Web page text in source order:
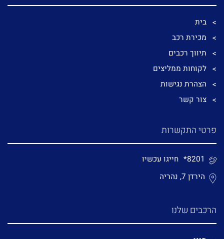
בית
מכירת רכב
תיווך רכבים
לקוחות ממליצים
הצהרת נגישות
צור קשר
הרכבים שלנו
פרטי התקשרות
*8201 חייגו עכשיו
הירדן 7, נהריה